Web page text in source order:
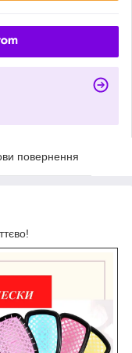
повернення